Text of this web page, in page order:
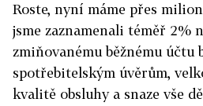
Roste, nyní máme přes
jsme zaznamenali téměř 2%
zmiňovanému běžnému účtu
spotřebitelským úvěrům,
kvalitě obsluhy a snaze vše